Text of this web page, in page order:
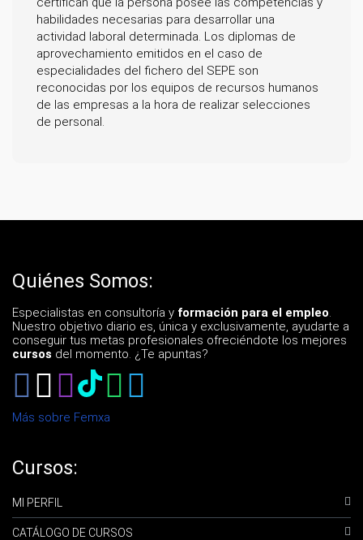
habilidades necesarias para desarrollar una
actividad laboral determinada. Los diplomas de
aprovechamiento emitidos en el caso de
especialidades del fichero del SEPE son
reconocidas por los equipos de recursos humanos
de las empresas a la hora de realizar selecciones
de personal.
Quiénes Somos:
Especialistas en consultoría y formación para el empleo.
Nuestro objetivo diario es, única y exclusivamente, ayudarte a
conseguir tus metas profesionales ofreciéndote los mejores
cursos del momento. ¿Te apuntas?
Más sobre Femxa
Cursos:
MI PERFIL
CATÁLOGO DE CURSOS